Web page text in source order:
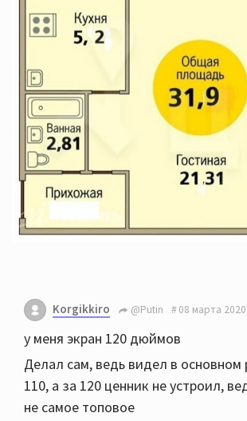
Korgikkiro @Putin 08 марта
у меня экран 120 дюймов
Делал сам, ведь видел в основном
110, а за 120 ценник не устроил,
не самое топовое